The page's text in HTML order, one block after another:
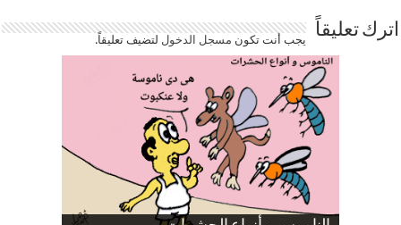
اترك تعليقاً يجب أنت تكون مسجل الدخوللتضيف تعليقاً.